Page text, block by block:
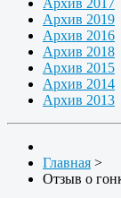
Архив 2017
Архив 2019
Архив 2016
Архив 2018
Архив 2015
Архив 2014
Архив 2013
Главная >
Отзыв о